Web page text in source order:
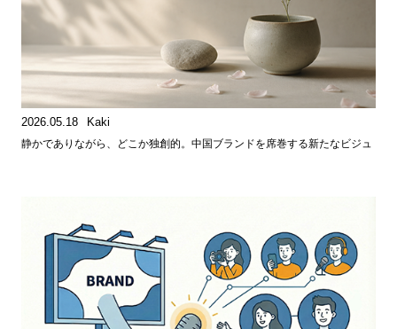
2026.05.18 Kaki
静かでありながら、どこか独創的。中国ブランドを席巻する新たなビジュ